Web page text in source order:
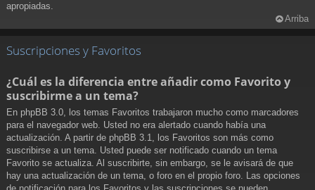
apropiadas.
Arriba
Suscripciones y Favoritos
¿Cuál es la diferencia entre añadir como Favorito y
suscribirme a un tema?
En phpBB 3.0, los temas Favoritos trabajaron mucho como marcadores
para el navegador web. Usted no era alertado cuando había una
actualización. A partir de phpBB 3.1, los Favoritos son más como
suscribirse a un tema. Usted puede ser notificado cuando un tema
Favorito se actualiza. Al suscribirte, sin embargo, se le avisará de que
hay una actualización de un tema, o foro en el propio foro. Las opciones